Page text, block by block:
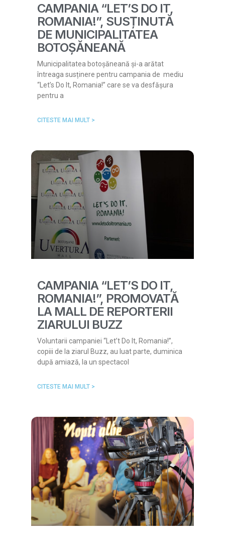
CAMPANIA “LET’S DO IT,
ROMANIA!”, SUSȚINUTĂ
DE MUNICIPALITATEA
BOTOȘĂNEANĂ
Municipalitatea botoșăneană și-a arătat
întreaga susținere pentru campania de mediu
“Let’s Do It, Romania!” care se va desfășura
pentru a
CITESTE MAI MULT >
CAMPANIA “LET’S DO IT,
ROMANIA!”, PROMOVATĂ
LA MALL DE REPORTERII
ZIARULUI BUZZ
Voluntarii campaniei “Let’t Do It, Romania!”,
copiii de la ziarul Buzz, au luat parte, duminica
după amiază, la un spectacol
CITESTE MAI MULT >